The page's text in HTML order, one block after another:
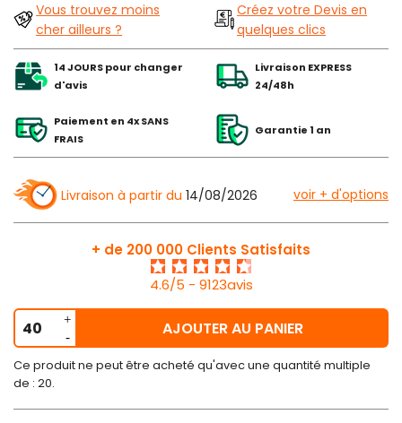
Vous trouvez moins
cher ailleurs ?
Créez votre Devis en
quelques clics
14 JOURS pour changer
d'avis
Livraison EXPRESS
24/48h
Paiement en 4x SANS
FRAIS
Garantie 1 an
Livraison à partir du 14/08/2026 voir + d'options
+ de 200 000 Clients Satisfaits
4.6/5 - 9123avis
AJOUTER AU PANIER
Ce produit ne peut être acheté qu'avec une quantité multiple
de : 20.